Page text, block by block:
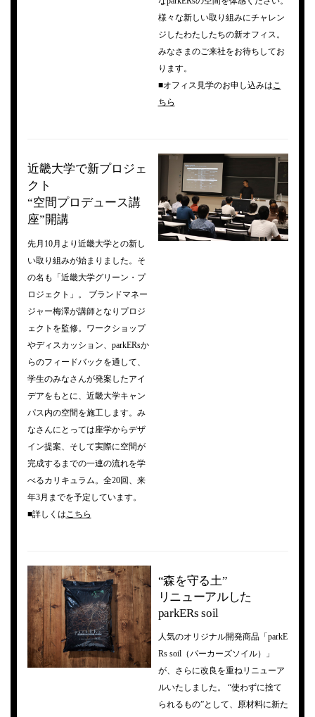
様々な新しい取り組みにチャレン
ジしたわたしたちの新オフィス。
みなさまのご来社をお待ちしてお
ります。
■オフィス見学のお申し込みはこ
ちら
近畿大学で新プロジェ
クト
“空間プロデュース講
座”開講
先月10月より近畿大学との新し
い取り組みが始まりました。そ
の名も「近畿大学グリーン・プ
ロジェクト」。 ブランドマネー
ジャー梅澤が講師となりプロジ
ェクトを監修。ワークショップ
やディスカッション、parkERsか
らのフィードバックを通して、
学生のみなさんが発案したアイ
デアをもとに、近畿大学キャン
パス内の空間を施工します。み
なさんにとっては座学からデザ
イン提案、そして実際に空間が
完成するまでの一連の流れを学
べるカリキュラム。全20回、来
年3月までを予定しています。
■詳しくはこちら
“森を守る土”
リニューアルした
parkERs soil
人気のオリジナル開発商品「parkE
Rs soil（パーカーズソイル）」
が、さらに改良を重ねリニューア
ルいたしました。 “使わずに捨て
られるもの”として、原材料に新た